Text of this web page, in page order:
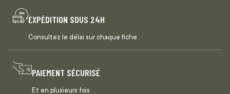
EXPÉDITION SOUS 24H
Consultez le délai sur chaque fiche
PAIEMENT SÉCURISÉ
Et en plusieurs fois